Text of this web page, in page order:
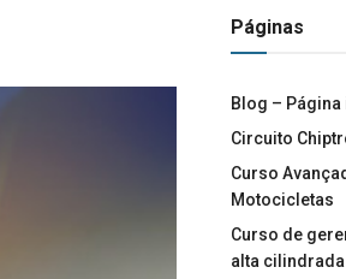
Páginas
Blog –
Circuito
Curso
Motocicletas
Curso de
alta cilindrada